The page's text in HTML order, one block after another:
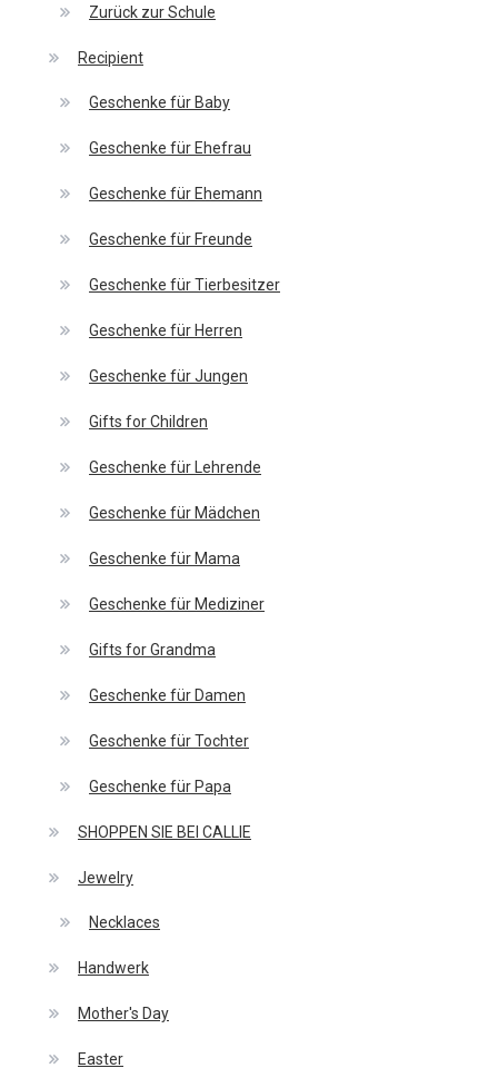
Zurück zur Schule
Recipient
Geschenke für Baby
Geschenke für Ehefrau
Geschenke für Ehemann
Geschenke für Freunde
Geschenke für Tierbesitzer
Geschenke für Herren
Geschenke für Jungen
Gifts for Children
Geschenke für Lehrende
Geschenke für Mädchen
Geschenke für Mama
Geschenke für Mediziner
Gifts for Grandma
Geschenke für Damen
Geschenke für Tochter
Geschenke für Papa
SHOPPEN SIE BEI CALLIE
Jewelry
Necklaces
Handwerk
Mother's Day
Easter